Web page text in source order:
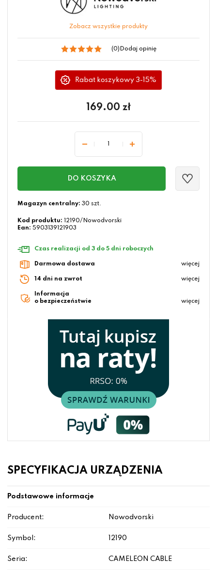
Zobacz wszystkie produkty
(0) Dodaj opinię
Rabat koszykowy 3-15%
169.00 zł
DO KOSZYKA
Magazyn centralny: 30 szt.
Kod produktu:
12190/Nowodvorski
Ean: 5903139121903
Czas realizacji od 3 do 5 dni roboczych
Darmowa dostawa więcej
14 dni na zwrot więcej
Informacja
o bezpieczeństwie
więcej
SPECYFIKACJA URZĄDZENIA
Podstawowe informacje
Producent: Nowodvorski
Symbol: 12190
Seria: CAMELEON CABLE